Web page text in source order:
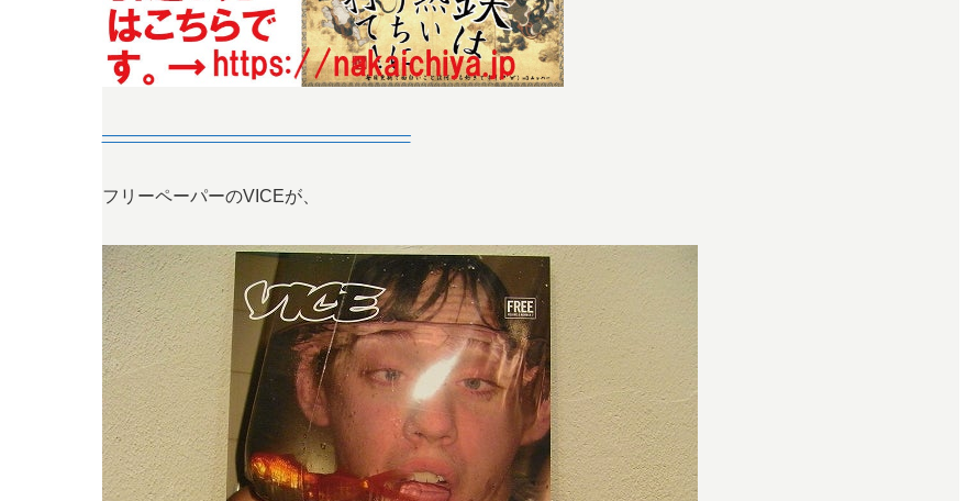
—————————————————–
フリーペーパーのVICEが、